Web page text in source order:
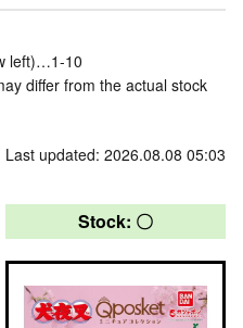
left)…1-10
differ from the actual stock
Last updated: 2026.08.08 05:03
Stock: 〇